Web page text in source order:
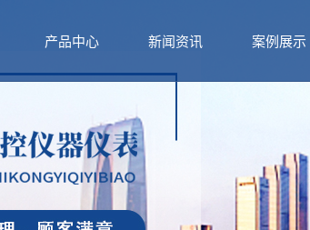
产品中心 新闻资讯 案例展示